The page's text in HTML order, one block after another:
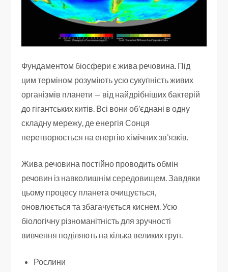
Фундаментом біосфери є жива речовина. Під
цим терміном розуміють усю сукупність живих
організмів планети — від найдрібніших бактерій
до гігантських китів. Всі вони об’єднані в одну
складну мережу, де енергія Сонця
перетворюється на енергію хімічних зв’язків.
Жива речовина постійно проводить обмін
речовин із навколишнім середовищем. Завдяки
цьому процесу планета очищується,
оновлюється та збагачується киснем. Усю
біологічну різноманітність для зручності
вивчення поділяють на кілька великих груп.
Рослини